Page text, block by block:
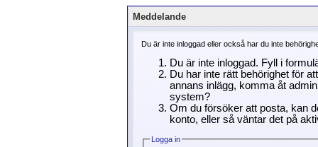
Meddelande
Du är inte inloggad eller också har du inte
Du är inte inloggad. Fyll i
Du har inte rätt behörighet för
annans inlägg, komma åt
system?
Om du försöker att posta, kan
konto, eller så väntar det på
Logga in